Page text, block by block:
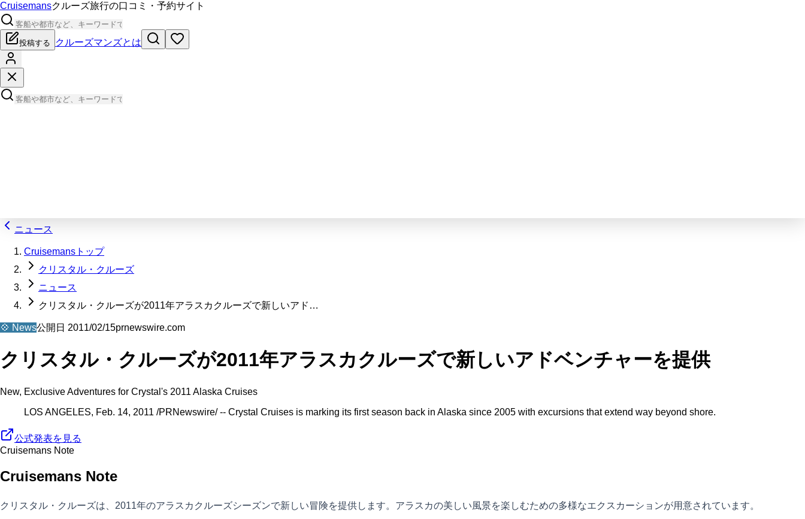
Cruisemansクルーズ旅行の口コミ・予約サイト
投稿する クルーズマンズとは
ニュース
Cruisemansトップ
クリスタル・クルーズ
ニュース
クリスタル・クルーズが2011年アラスカクルーズで新しいアド…
💠 News公開日 2011/02/15prnewswire.com
クリスタル・クルーズが2011年アラスカクルーズで新しいアドベンチャーを提供
New, Exclusive Adventures for Crystal's 2011 Alaska Cruises
LOS ANGELES, Feb. 14, 2011 /PRNewswire/ -- Crystal Cruises is marking its first season back in Alaska since 2005 with excursions that extend way beyond shore.
公式発表を見る
Cruisemans Note
Cruisemans Note
クリスタル・クルーズは、2011年のアラスカクルーズシーズンで新しい冒険を提供します。アラスカの美しい風景を楽しむための多様なエクスカーションが用意されています。